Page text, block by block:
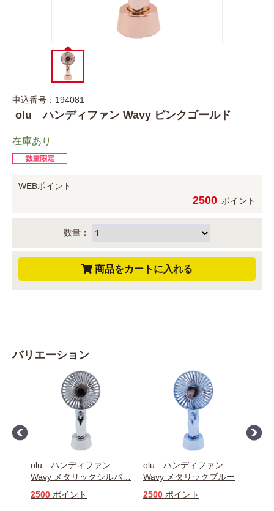
申込番号：194081
olu ハンディファン Wavy ピンクゴールド
在庫あり
WEBポイント
2500 ポイント
数量：
バリエーション
olu ハンディファン
Wavy メタリックシルバ…
2500 ポイント
olu ハンディファン
Wavy メタリックブルー
2500 ポイント